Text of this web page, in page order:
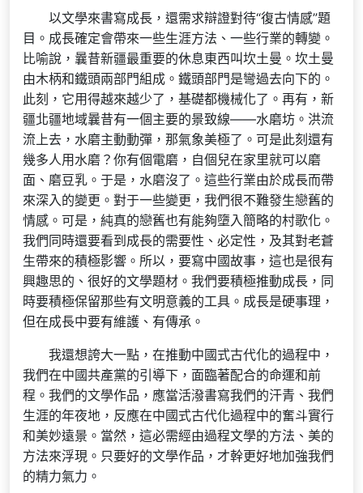
以文學來書寫成長，還需求辯證對待“復古情感”題
目。成長確定會帶來一些生涯方法、一些行業的轉變。
比喻說，曩昔新疆最重要的休息東西叫坎土曼。坎土曼
由木柄和鐵頭兩部門組成。鐵頭部門是彎過去向下的。
此刻，它用得越來越少了，基礎都機械化了。再有，新
疆北疆地域曩昔有一個主要的景致線——水磨坊。洪流
流上去，水磨主動動彈，那氣象美極了。可是此刻還有
幾多人用水磨？你有個電磨，自個兒在家里就可以磨
面、磨豆乳。于是，水磨沒了。這些行業由於成長而帶
來深入的變更。對于一些變更，我們很不難發生戀舊的
情感。可是，純真的戀舊也有能夠墮入簡略的村歌化。
我們同時還要看到成長的需要性、必定性，及其對老蒼
生帶來的積極影響。所以，要寫中國故事，這也是很有
興趣思的、很好的文學題材。我們要積極推動成長，同
時要積極保留那些有文明意義的工具。成長是硬事理，
但在成長中要有維護、有傳承。
我還想誇大一點，在推動中國式古代化的過程中，
我們在中國共產黨的引導下，面臨著配合的命運和前
程。我們的文學作品，應當活潑書寫我們的汗青、我們
生涯的年夜地，反應在中國式古代化過程中的奮斗實行
和美妙遠景。當然，這必需經由過程文學的方法、美的
方法來浮現。只要好的文學作品，才幹更好地加強我們
的精力氣力。